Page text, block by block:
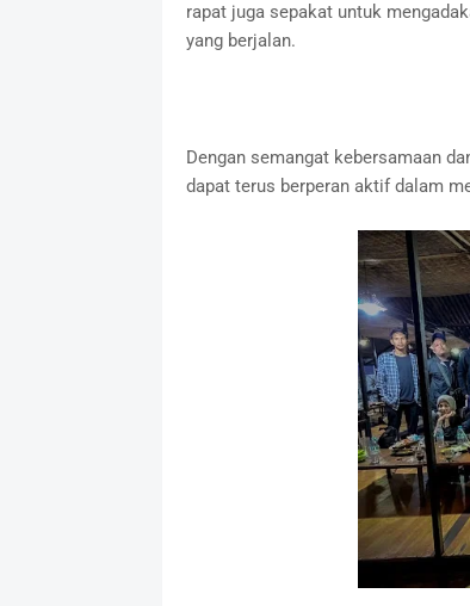
rapat juga sepakat untuk
yang berjalan.
Dengan semangat kebersamaan
dapat terus berperan aktif dalam